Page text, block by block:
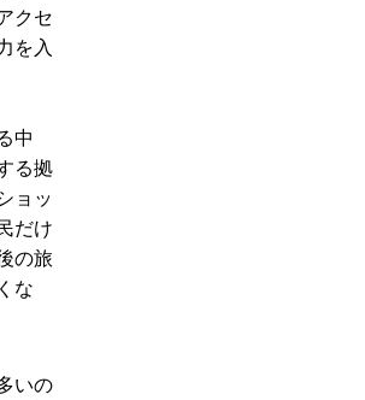
クセ
を入
中
る拠
ョッ
だけ
の旅
な
いの